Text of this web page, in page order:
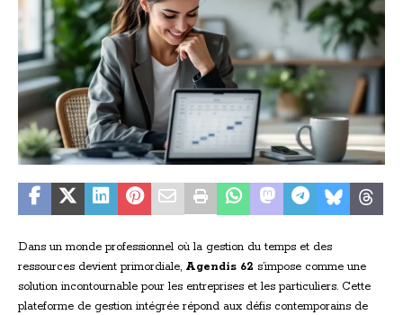
Dans un monde professionnel où la gestion du temps et des
ressources devient primordiale, Agendis 62 s’impose comme une
solution incontournable pour les entreprises et les particuliers. Cette
plateforme de gestion intégrée répond aux défis contemporains de